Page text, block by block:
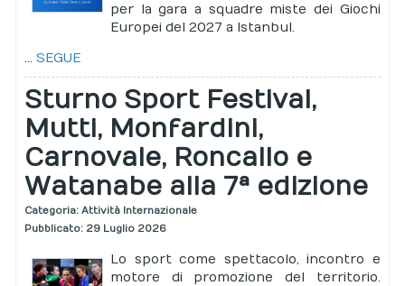
per la gara a squadre miste dei Giochi
Europei del 2027 a Istanbul.
...SEGUE
Sturno Sport Festival,
Mutti, Monfardini,
Carnovale, Roncallo e
Watanabe alla 7ª edizione
Categoria:Attività Internazionale
Pubblicato: 29 Luglio 2026
Lo sport come spettacolo, incontro e
motore di promozione del territorio.